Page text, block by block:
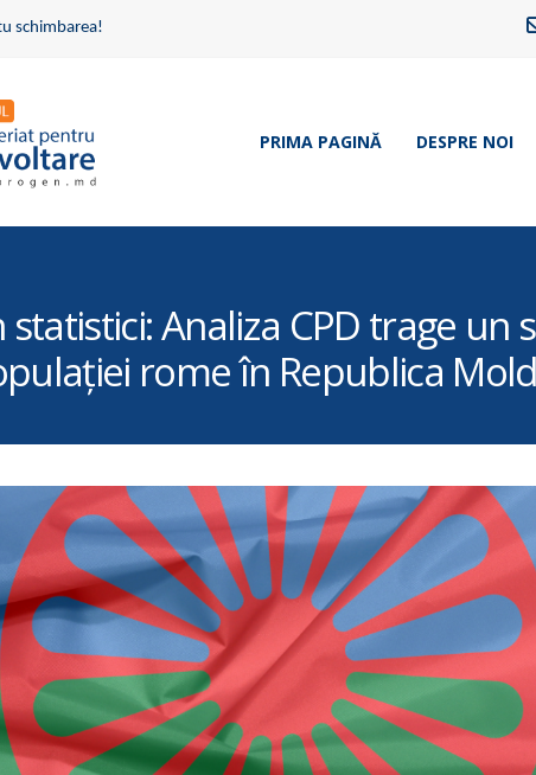
schimbarea!
PRIMA PAGINĂ DESPRE NOI
statistici: Analiza CPD trage
rome în Republica